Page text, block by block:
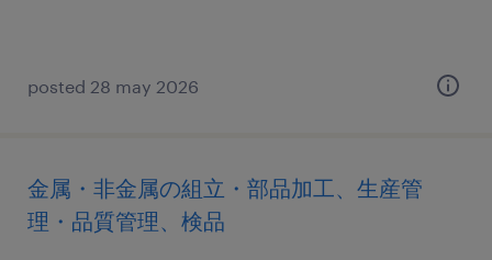
posted 28 may 2026
金属・非金属の組立・部品加工、生産管
理・品質管理、検品